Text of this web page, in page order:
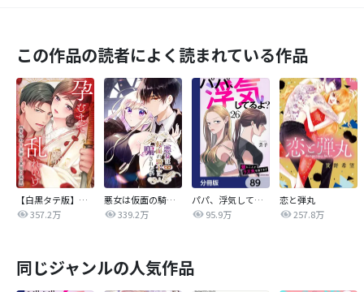
この作品の読者によく読まれている作品
【白黒タテ版】孕むまで乱れいけ～身代わり花嫁と軍服の猛愛
357.2万
悪女は仮面の騎士に騙されない
339.2万
パパ、浮気してるよ？娘と二人でクズ夫を捨てます【分冊版】
95.9万
恋と弾丸
257.8万
同じジャンルの人気作品